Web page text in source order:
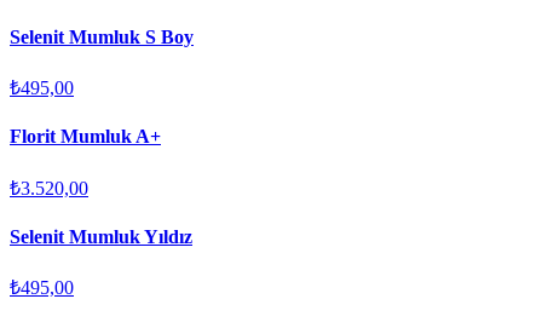
Selenit Mumluk S Boy
₺495,00
Florit Mumluk A+
₺3.520,00
Selenit Mumluk Yıldız
₺495,00